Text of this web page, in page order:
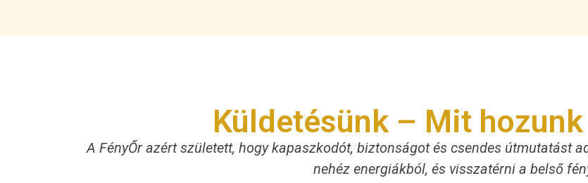
Küldetésünk – Mit
A FényŐr azért született, hogy kapaszkodót, biztonságot és csendes útmutatást
nehéz energiákból, és visszatérni a belső